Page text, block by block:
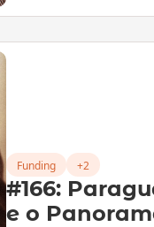
Funding +2
#166:
e o